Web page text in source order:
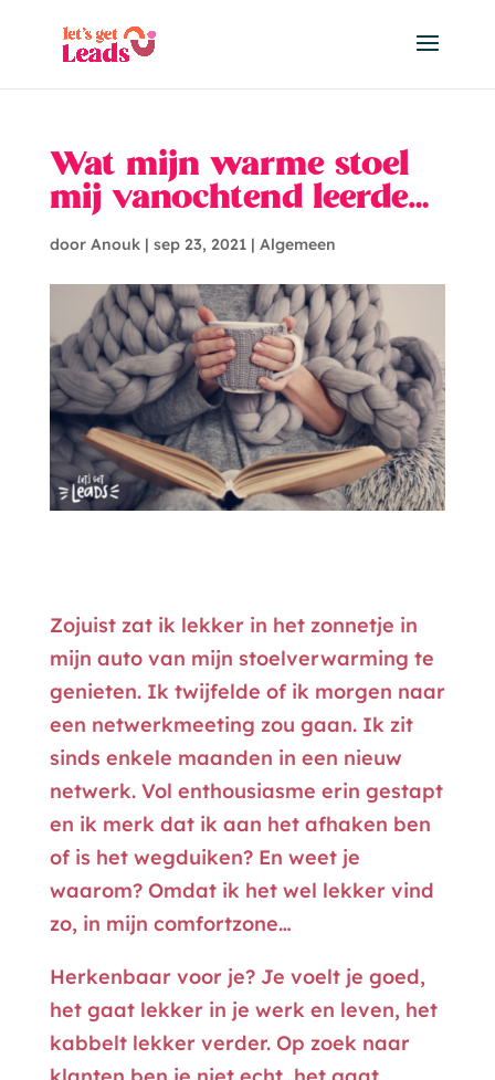
Wat mijn warme stoel
mij vanochtend leerde…
door Anouk| sep 23, 2021| Algemeen
Zojuist zat ik lekker in het zonnetje in
mijn auto van mijn stoelverwarming te
genieten. Ik twijfelde of ik morgen naar
een netwerkmeeting zou gaan. Ik zit
sinds enkele maanden in een nieuw
netwerk. Vol enthousiasme erin gestapt
en ik merk dat ik aan het afhaken ben
of is het wegduiken? En weet je
waarom? Omdat ik het wel lekker vind
zo, in mijn comfortzone…
Herkenbaar voor je? Je voelt je goed,
het gaat lekker in je werk en leven, het
kabbelt lekker verder. Op zoek naar